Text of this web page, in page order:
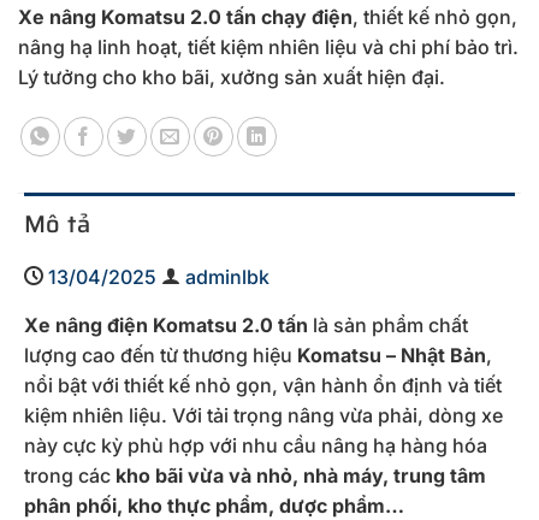
Xe nâng Komatsu 2.0 tấn chạy điện, thiết kế nhỏ gọn,
nâng hạ linh hoạt, tiết kiệm nhiên liệu và chi phí bảo trì.
Lý tưởng cho kho bãi, xưởng sản xuất hiện đại.
Mô tả
13/04/2025
adminlbk
Xe nâng điện Komatsu 2.0 tấn là sản phẩm chất
lượng cao đến từ thương hiệu Komatsu – Nhật Bản,
nổi bật với thiết kế nhỏ gọn, vận hành ổn định và tiết
kiệm nhiên liệu. Với tải trọng nâng vừa phải, dòng xe
này cực kỳ phù hợp với nhu cầu nâng hạ hàng hóa
trong các kho bãi vừa và nhỏ, nhà máy, trung tâm
phân phối, kho thực phẩm, dược phẩm…